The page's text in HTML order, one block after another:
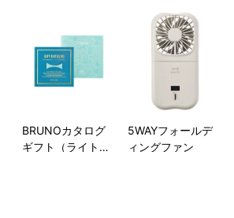
手の小さな方、女性の方の手
にもしっかりフィットするデ
ザイン。毎日手軽に使いやす
本体運転
速、どち
本体表面のゴールドのロゴが
パッケー
BRUNOカタログ
ギフト（ライトブ
5WAYフォールデ
ィングファン